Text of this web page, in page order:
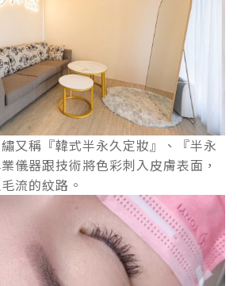
又稱『韓式半永久定妝』、『半永
儀器跟技術將色彩刺入皮膚表面，
流的紋路。